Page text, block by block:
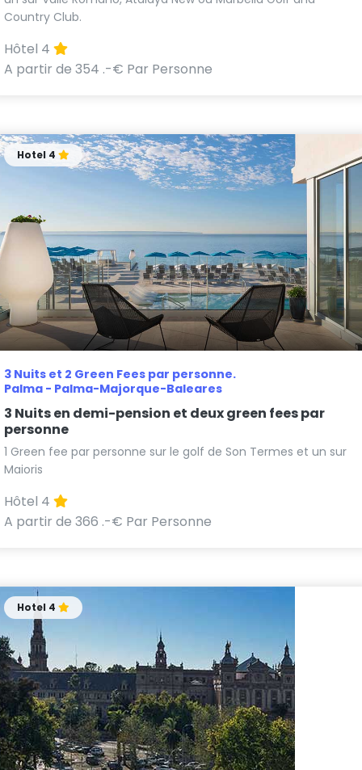
Country Club.
Hôtel 4
A partir de 354 .-€ Par Personne
3 Nuits et 2 Green Fees par personne.
Palma - Palma-Majorque-Baleares
Hotel 4
3 Nuits en demi-pension et deux green fees par
personne
1 Green fee par personne sur le golf de Son Termes et un sur
Maioris
Hôtel 4
A partir de 366 .-€ Par Personne
Hotel 4